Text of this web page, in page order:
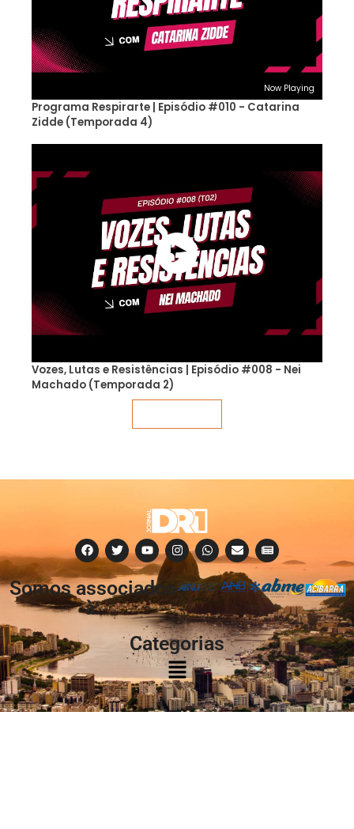
Now Playing
Programa Respirarte | Episódio #010 - Catarina
Zidde (Temporada 4)
Vozes, Lutas e Resistências | Episódio #008 - Nei
Machado (Temporada 2)
Somos associados
à:
Categorias